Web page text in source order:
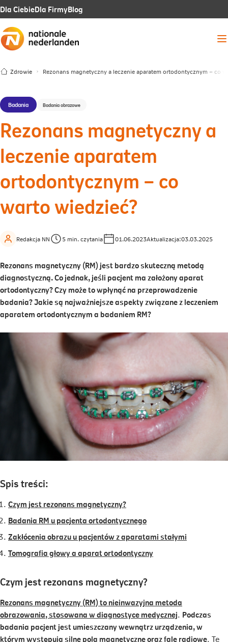
Dla CiebieLink
się
karcie
Dla FirmyLink
się
Blog
Zdrowie Rezonans magnetyczny a leczenie aparatem ortodontycznym – co
Badania Badania obrazowe
Rezonans magnetyczny a
leczenie aparatem
ortodontycznym – co
warto wiedzieć?
Redakcja NN 5 min. czytania 01.06.2023Aktualizacja:03.03.2025
Rezonans magnetyczny (RM) jest bardzo skuteczną metodą
diagnostyczną. Co jednak, jeśli pacjent ma założony aparat
ortodontyczny? Czy może to wpłynąć na przeprowadzenie
badania? Jakie są najważniejsze aspekty związane z leczeniem
aparatem ortodontycznym a badaniem RM?
Spis treści:
Czym jest rezonans magnetyczny?
Badania RM u pacjenta ortodontycznego
Zakłócenia obrazu u pacjentów z aparatami stałymi
Tomografia głowy a aparat ortodontyczny
Czym jest rezonans magnetyczny?
Rezonans magnetyczny (RM) to nieinwazyjna metoda
obrazowania, stosowana w diagnostyce medycznej Link
otwiera
się
. Podczas
badania pacjent jest umieszczany wewnątrz urządzenia, w
którym występują silne pola magnetyczne oraz fale radiowe. Te